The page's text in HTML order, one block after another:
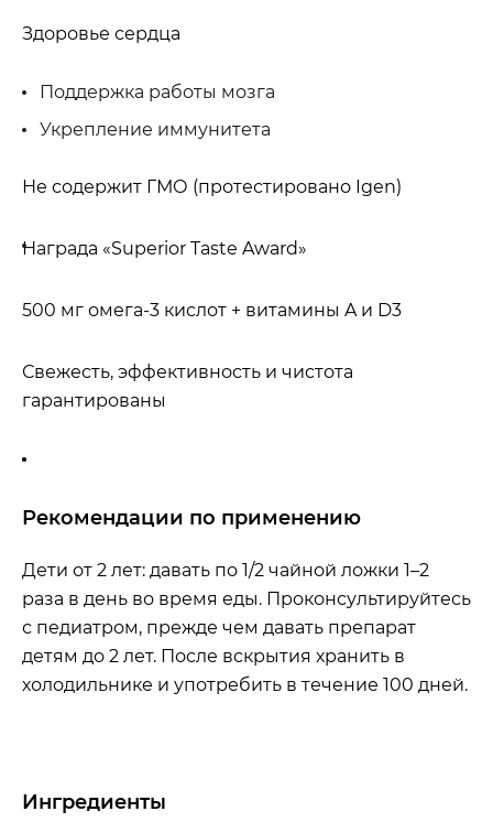
Здоровье сердца
Поддержка работы мозга
Укрепление иммунитета
Не содержит ГМО (протестировано Igen)
Награда «Superior Taste Award»
500 мг омега-3 кислот + витамины A и D3
Свежесть, эффективность и чистота
гарантированы
Рекомендации по применению
Дети от 2 лет: давать по 1/2 чайной ложки 1–2
раза в день во время еды. Проконсультируйтесь
с педиатром, прежде чем давать препарат
детям до 2 лет. После вскрытия хранить в
холодильнике и употребить в течение 100 дней.
Ингредиенты